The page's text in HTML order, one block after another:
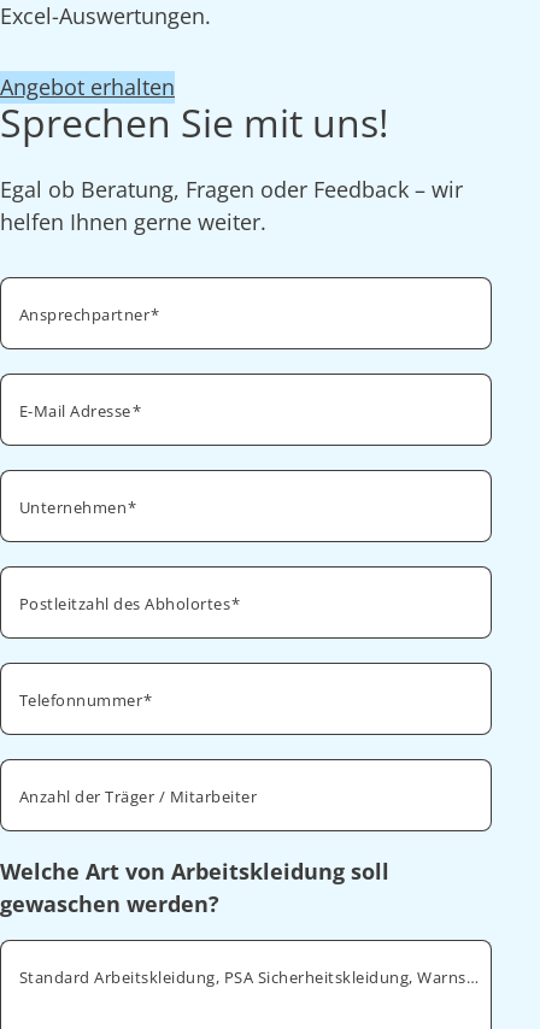
Excel-Auswertungen.
Angebot erhalten
Sprechen Sie mit uns!
Egal ob Beratung, Fragen oder Feedback – wir
helfen Ihnen gerne weiter.
Ansprechpartner
E-Mail Adresse
Unternehmen
Postleitzahl des Abholortes
Telefonnummer
Anzahl der Träger / Mitarbeiter
Welche Art von Arbeitskleidung soll
gewaschen werden?
Standard Arbeitskleidung, PSA Sicherheitskleidung, Warnschutz, ESD